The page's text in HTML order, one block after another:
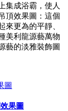
集成浴霸，使人
頂效果圖：這個
來更為的平靜、
美利龍源藝萬物
藝的淡雅裝飾圖
果圖